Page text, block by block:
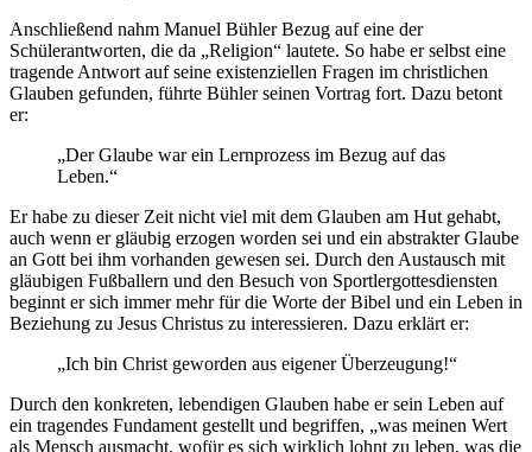
Anschließend nahm Manuel Bühler Bezug auf eine der
Schülerantworten, die da „Religion“ lautete. So habe er selbst eine
tragende Antwort auf seine existenziellen Fragen im christlichen
Glauben gefunden, führte Bühler seinen Vortrag fort. Dazu betont
er:
„Der Glaube war ein Lernprozess im Bezug auf das
Leben.“
Er habe zu dieser Zeit nicht viel mit dem Glauben am Hut gehabt,
auch wenn er gläubig erzogen worden sei und ein abstrakter Glaube
an Gott bei ihm vorhanden gewesen sei. Durch den Austausch mit
gläubigen Fußballern und den Besuch von Sportlergottesdiensten
beginnt er sich immer mehr für die Worte der Bibel und ein Leben in
Beziehung zu Jesus Christus zu interessieren. Dazu erklärt er:
„Ich bin Christ geworden aus eigener Überzeugung!“
Durch den konkreten, lebendigen Glauben habe er sein Leben auf
ein tragendes Fundament gestellt und begriffen, „was meinen Wert
als Mensch ausmacht, wofür es sich wirklich lohnt zu leben, was die